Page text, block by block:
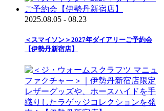
2025.08.05 - 08.23
＜スマイソン＞2027年ダイアリーご予約会
【伊勢丹新宿店】